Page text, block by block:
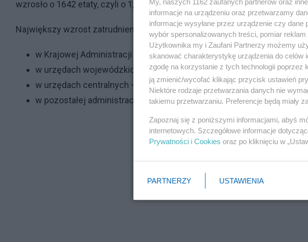
wzrosło o 1642 etaty, czyli o 1,4 proc., do poziomu 123 201 etatów.
Największy wzrost zatrudnienia odnotowano:
w Krajowej Administracji Skarbowej – o 478 etatów
w urzędach wojewódzkich – o 425 etatów
w urzędach centralnych – o 422 etaty
w pozostałej administracji niezespolonej – o 178 etatów
informacje na urządzeniu oraz przetwarzamy
informacje wysyłane przez urządzenie czy
wybór spersonalizowanych treści, pomiar
Użytkownika my i Zaufani Partnerzy możemy
skanować charakterystykę urządzenia do celów
zgodę na korzystanie z tych technologii poprzez
ją zmienić/wycofać klikając przycisk ustawień
Niektóre rodzaje przetwarzania danych nie
takiemu przetwarzaniu. Preferencje będą miały
Zapoznaj się z poniższymi informacjami, abyś
internetowych. Szczegółowe informacje
Prywatności i Cookies oraz po kliknięciu w
PARTNERZY USTAWIENIA